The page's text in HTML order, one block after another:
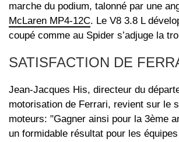
marche du podium, talonné par une
McLaren MP4-12C. Le V8 3.8 L
coupé comme au Spider s’adjuge la
SATISFACTION DE
Jean-Jacques His, directeur du
motorisation de Ferrari, revient sur le
moteurs: "Gagner ainsi pour la 3ème
un formidable résultat pour les